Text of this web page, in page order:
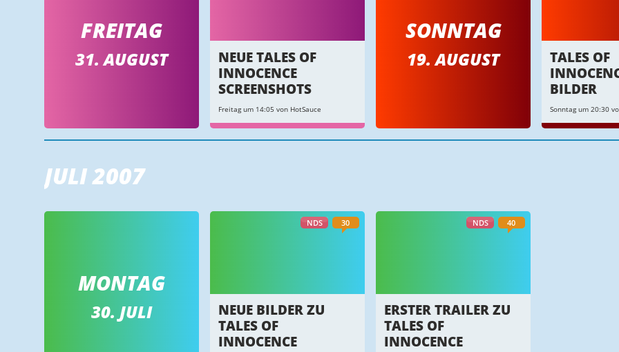
FREITAG
31. AUGUST
NEUE TALES OF
INNOCENCE
SCREENSHOTS
Freitag um 14:05 von HotSauce
SONNTAG
19. AUGUST
TALES OF
BILDER
Sonntag um 20:30
JULI 2007
MONTAG
30. JULI
NDS 30
NEUE BILDER ZU
TALES OF
INNOCENCE
NDS 40
ERSTER TRAILER ZU
TALES OF
INNOCENCE